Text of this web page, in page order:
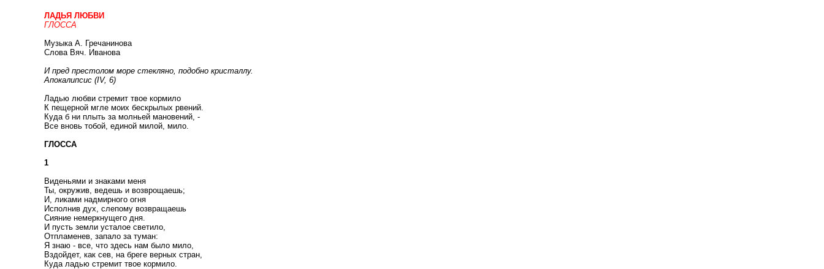
ЛАДЬЯ ЛЮБВИ
ГЛОССА
Музыка А. Гречанинова
Слова Вяч. Иванова
И пред престолом море стекляно, подобно кристаллу.
Апокалипсис (IV, 6)
Ладью любви стремит твое кормило
К пещерной мгле моих бескрылых рвений.
Куда б ни плыть за молньей мановений, -
Все вновь тобой, единой милой, мило.
ГЛОССА
1
Виденьями и знаками меня
Ты, окружив, ведешь и возврощаешь;
И, ликами надмирного огня
Исполнив дух, слепому возвращаешь
Сияние немеркнущего дня.
И пусть земли усталое светило,
Отпламенев, запало за туман:
Я знаю - все, что здесь нам было мило,
Вздойдет, как сев, на бреге верных стран,
Куда ладью стремит твое кормило.